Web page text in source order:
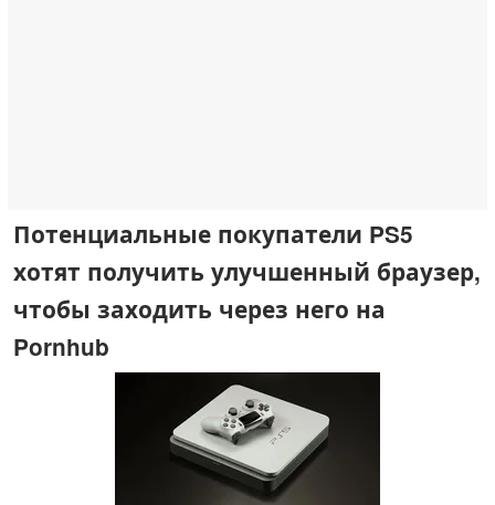
Потенциальные покупатели PS5
хотят получить улучшенный браузер,
чтобы заходить через него на
Pornhub